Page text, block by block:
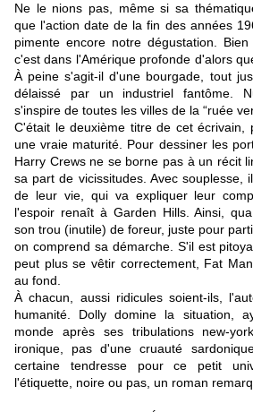
Ne le nions pas, même si sa
que l'action date de la fin des années
pimente encore notre dégustation.
c'est dans l'Amérique profonde d'alors
À peine s'agit-il d'une bourgade, tout
délaissé par un industriel fantôme.
s'inspire de toutes les villes de la “ruée
C'était le deuxième titre de cet écrivain,
une vraie maturité. Pour dessiner les
Harry Crews ne se borne pas à un récit
sa part de vicissitudes. Avec souplesse,
de leur vie, qui va expliquer leur
l'espoir renaît à Garden Hills. Ainsi,
son trou (inutile) de foreur, juste pour
on comprend sa démarche. S'il est
peut plus se vêtir correctement, Fat
au fond.
À chacun, aussi ridicules soient-ils,
humanité. Dolly domine la situation,
monde après ses tribulations new-
ironique, pas d'une cruauté
certaine tendresse pour ce petit
l'étiquette, noire ou pas, un roman